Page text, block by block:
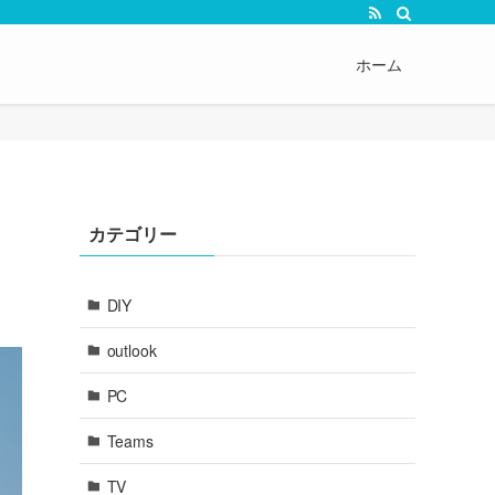
ホーム
カテゴリー
DIY
outlook
PC
Teams
TV